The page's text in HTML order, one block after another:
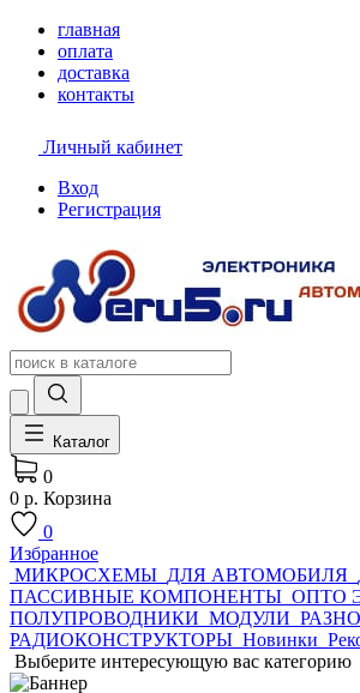
главная
оплата
доставка
контакты
Личный кабинет
Вход
Регистрация
Каталог
0
0 р. Корзина
0
Избранное
МИКРОСХЕМЫ ДЛЯ АВТОМОБИЛЯ
ПАССИВНЫЕ КОМПОНЕНТЫ ОПТО
ПОЛУПРОВОДНИКИ МОДУЛИ
РАДИОКОНСТРУКТОРЫ Новинки
Выберите интересующую вас категорию